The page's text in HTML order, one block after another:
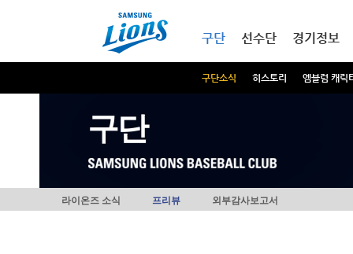
구단
구단소식 히스토리 엠블럼 캐릭
선수단 경기정보
구단
라이온즈 소식 프리뷰 외부감사보고서